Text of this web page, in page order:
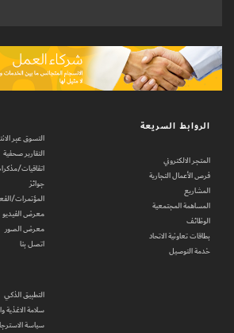
الروابط السريعة
المتجر الالكتروني
فرص الأعمال التجارية
المشاريع
المساهمة المجتمعية
الوظائف
بطاقات تعاونية الاتحاد
خدمة التوصيل
التسوق عبر
التقارير صحفية
اتفاقيات/
جوائز
المؤتمرات/
معرض الفيديو
معرض الصور
اتصل بنا
التطبيق الذكي
سلامة الاغذية
سياسة